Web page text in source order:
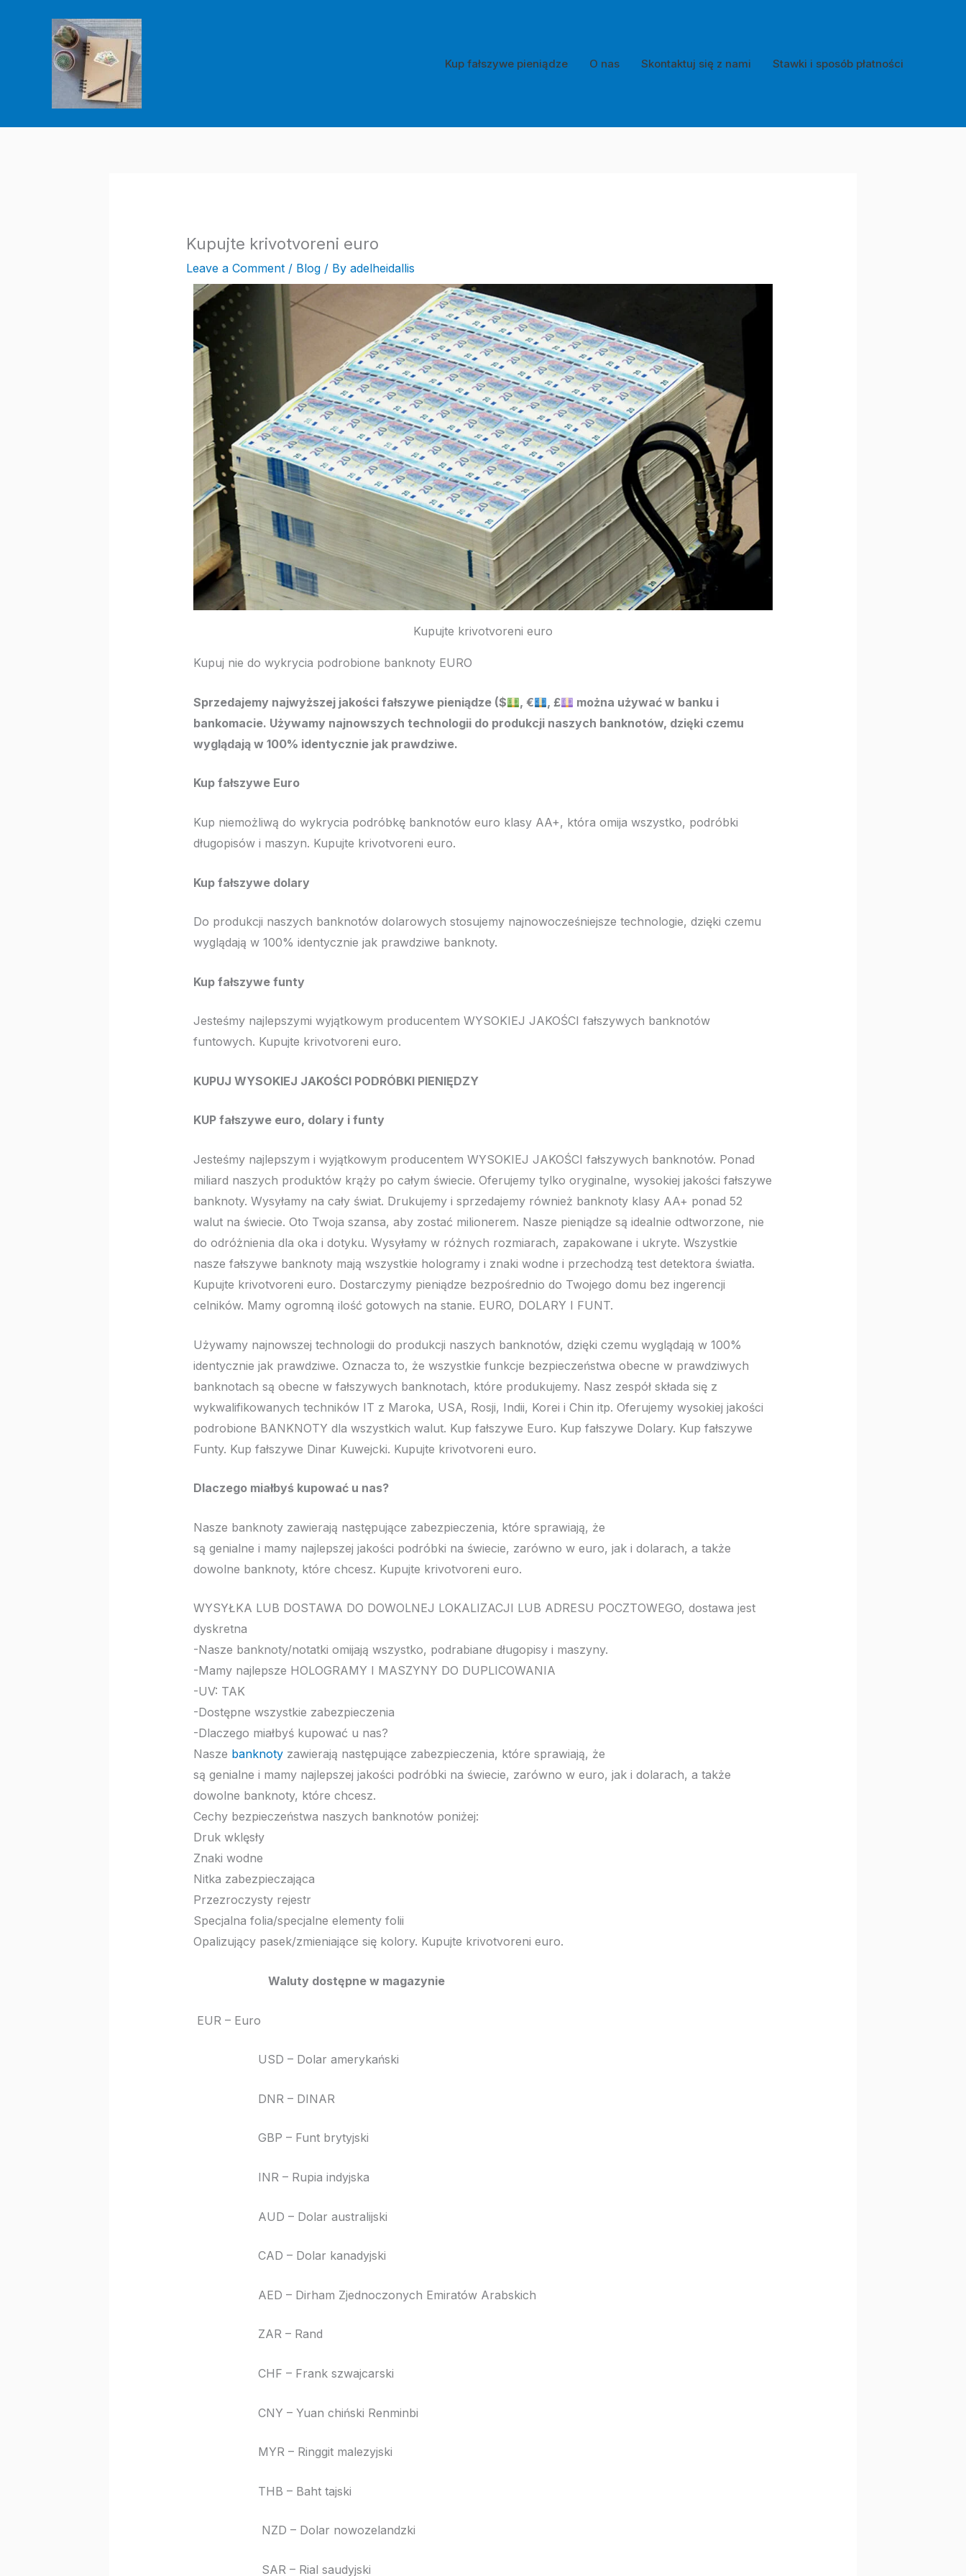
Kup fałszywe pieniądze O nas Skontaktuj się z nami Stawki i sposób płatności
Kupujte krivotvoreni euro
Leave a Comment / Blog/ By adelheidallis
Kupujte krivotvoreni euro
Kupuj nie do wykrycia podrobione banknoty EURO
Sprzedajemy najwyższej jakości fałszywe pieniądze ($ , € , £
można używać w banku i
bankomacie. Używamy najnowszych technologii do produkcji naszych banknotów, dzięki czemu
wyglądają w 100% identycznie jak prawdziwe.
Kup fałszywe Euro
Kup niemożliwą do wykrycia podróbkę banknotów euro klasy AA+, która omija wszystko, podróbki
długopisów i maszyn. Kupujte krivotvoreni euro.
Kup fałszywe dolary
Do produkcji naszych banknotów dolarowych stosujemy najnowocześniejsze technologie, dzięki czemu
wyglądają w 100% identycznie jak prawdziwe banknoty.
Kup fałszywe funty
Jesteśmy najlepszymi wyjątkowym producentem WYSOKIEJ JAKOŚCI fałszywych banknotów
funtowych. Kupujte krivotvoreni euro.
KUPUJ WYSOKIEJ JAKOŚCI PODRÓBKI PIENIĘDZY
KUP fałszywe euro, dolary i funty
Jesteśmy najlepszym i wyjątkowym producentem WYSOKIEJ JAKOŚCI fałszywych banknotów. Ponad
miliard naszych produktów krąży po całym świecie. Oferujemy tylko oryginalne, wysokiej jakości fałszywe
banknoty. Wysyłamy na cały świat. Drukujemy i sprzedajemy również banknoty klasy AA+ ponad 52
walut na świecie. Oto Twoja szansa, aby zostać milionerem. Nasze pieniądze są idealnie odtworzone, nie
do odróżnienia dla oka i dotyku. Wysyłamy w różnych rozmiarach, zapakowane i ukryte. Wszystkie
nasze fałszywe banknoty mają wszystkie hologramy i znaki wodne i przechodzą test detektora światła.
Kupujte krivotvoreni euro. Dostarczymy pieniądze bezpośrednio do Twojego domu bez ingerencji
celników. Mamy ogromną ilość gotowych na stanie. EURO, DOLARY I FUNT.
Używamy najnowszej technologii do produkcji naszych banknotów, dzięki czemu wyglądają w 100%
identycznie jak prawdziwe. Oznacza to, że wszystkie funkcje bezpieczeństwa obecne w prawdziwych
banknotach są obecne w fałszywych banknotach, które produkujemy. Nasz zespół składa się z
wykwalifikowanych techników IT z Maroka, USA, Rosji, Indii, Korei i Chin itp. Oferujemy wysokiej jakości
podrobione BANKNOTY dla wszystkich walut. Kup fałszywe Euro. Kup fałszywe Dolary. Kup fałszywe
Funty. Kup fałszywe Dinar Kuwejcki. Kupujte krivotvoreni euro.
Dlaczego miałbyś kupować u nas?
Nasze banknoty zawierają następujące zabezpieczenia, które sprawiają, że
są genialne i mamy najlepszej jakości podróbki na świecie, zarówno w euro, jak i dolarach, a także
dowolne banknoty, które chcesz. Kupujte krivotvoreni euro.
WYSYŁKA LUB DOSTAWA DO DOWOLNEJ LOKALIZACJI LUB ADRESU POCZTOWEGO, dostawa jest
dyskretna
-Nasze banknoty/notatki omijają wszystko, podrabiane długopisy i maszyny.
-Mamy najlepsze HOLOGRAMY I MASZYNY DO DUPLICOWANIA
-UV: TAK
-Dostępne wszystkie zabezpieczenia
-Dlaczego miałbyś kupować u nas?
Nasze banknotyzawierają następujące zabezpieczenia, które sprawiają, że
są genialne i mamy najlepszej jakości podróbki na świecie, zarówno w euro, jak i dolarach, a także
dowolne banknoty, które chcesz.
Cechy bezpieczeństwa naszych banknotów poniżej:
Druk wklęsły
Znaki wodne
Nitka zabezpieczająca
Przezroczysty rejestr
Specjalna folia/specjalne elementy folii
Opalizujący pasek/zmieniające się kolory. Kupujte krivotvoreni euro.
Waluty dostępne w magazynie
EUR – Euro
USD – Dolar amerykański
DNR – DINAR
GBP – Funt brytyjski
INR – Rupia indyjska
AUD – Dolar australijski
CAD – Dolar kanadyjski
AED – Dirham Zjednoczonych Emiratów Arabskich
ZAR – Rand
CHF – Frank szwajcarski
CNY – Yuan chiński Renminbi
MYR – Ringgit malezyjski
THB – Baht tajski
NZD – Dolar nowozelandzki
SAR – Rial saudyjski